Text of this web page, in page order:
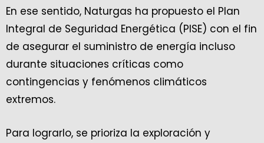
En ese sentido, Naturgas ha propuesto el Plan
Integral de Seguridad Energética (PISE) con el fin
de asegurar el suministro de energía incluso
durante situaciones críticas como
contingencias y fenómenos climáticos
extremos.
Para lograrlo, se prioriza la exploración y